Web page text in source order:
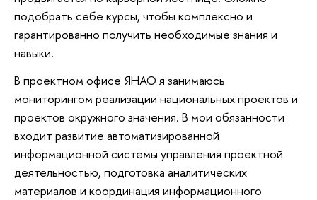
подобрать себе курсы, чтобы комплексно и
гарантированно получить необходимые знания и
навыки.
В проектном офисе ЯНАО я занимаюсь
мониторингом реализации национальных проектов и
проектов окружного значения. В мои обязанности
входит развитие автоматизированной
информационной системы управления проектной
деятельностью, подготовка аналитических
материалов и координация информационного